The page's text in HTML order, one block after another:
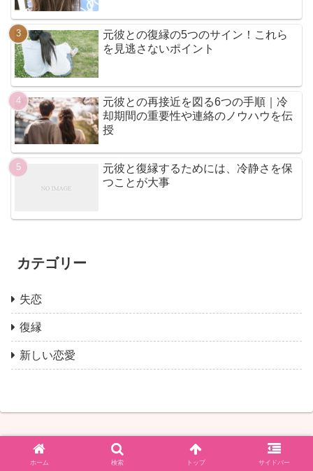
元彼との復縁の5つのサイン！これら
を見逃さないポイント
元彼との再接近を図る6つの手順｜冷
却期間の重要性や連絡のノウハウを伝
授
元彼と復縁するためには、冷静さを保
つことが大事
カテゴリー
失恋
復縁
新しい恋愛
ホーム 検索 トップ サイドバー